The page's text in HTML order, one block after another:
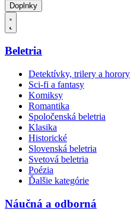
Doplnky
Beletria
Detektívky, trilery a horory
Sci-fi a fantasy
Komiksy
Romantika
Spoločenská beletria
Klasika
Historické
Slovenská beletria
Svetová beletria
Poézia
Ďalšie kategórie
Náučná a odborná